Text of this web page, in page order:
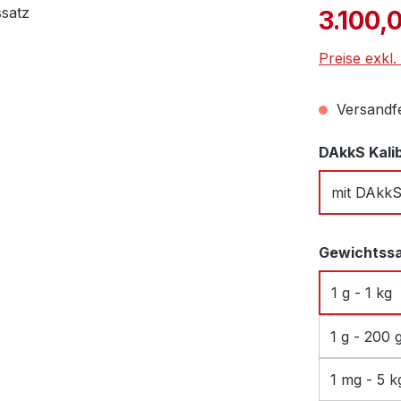
Preise
DAkkS
mit DAkkS
1 g - 1 kg
1 g - 200
1 mg - 5